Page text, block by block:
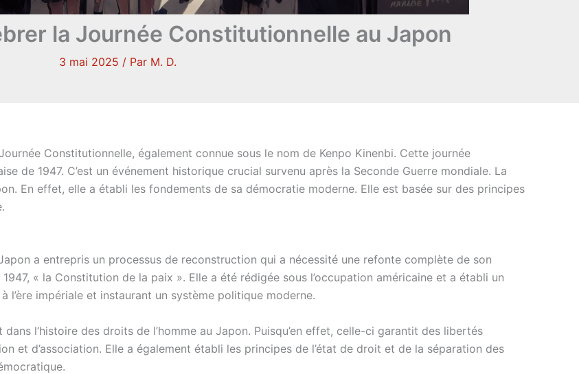
la Journée Constitutionnelle au Japon
3 mai 2025 / Par M. D.
Constitutionnelle, également connue sous le nom de Kenpo Kinenbi. Cette journée
de 1947. C’est un événement historique crucial survenu après la Seconde Guerre mondiale. La
En effet, elle a établi les fondements de sa démocratie moderne. Elle est basée sur des principes
a entrepris un processus de reconstruction qui a nécessité une refonte complète de son
« la Constitution de la paix ». Elle a été rédigée sous l’occupation américaine et a établi un
impériale et instaurant un système politique moderne.
l’histoire des droits de l’homme au Japon. Puisqu’en effet, celle-ci garantit des libertés
et d’association. Elle a également établi les principes de l’état de droit et de la séparation des